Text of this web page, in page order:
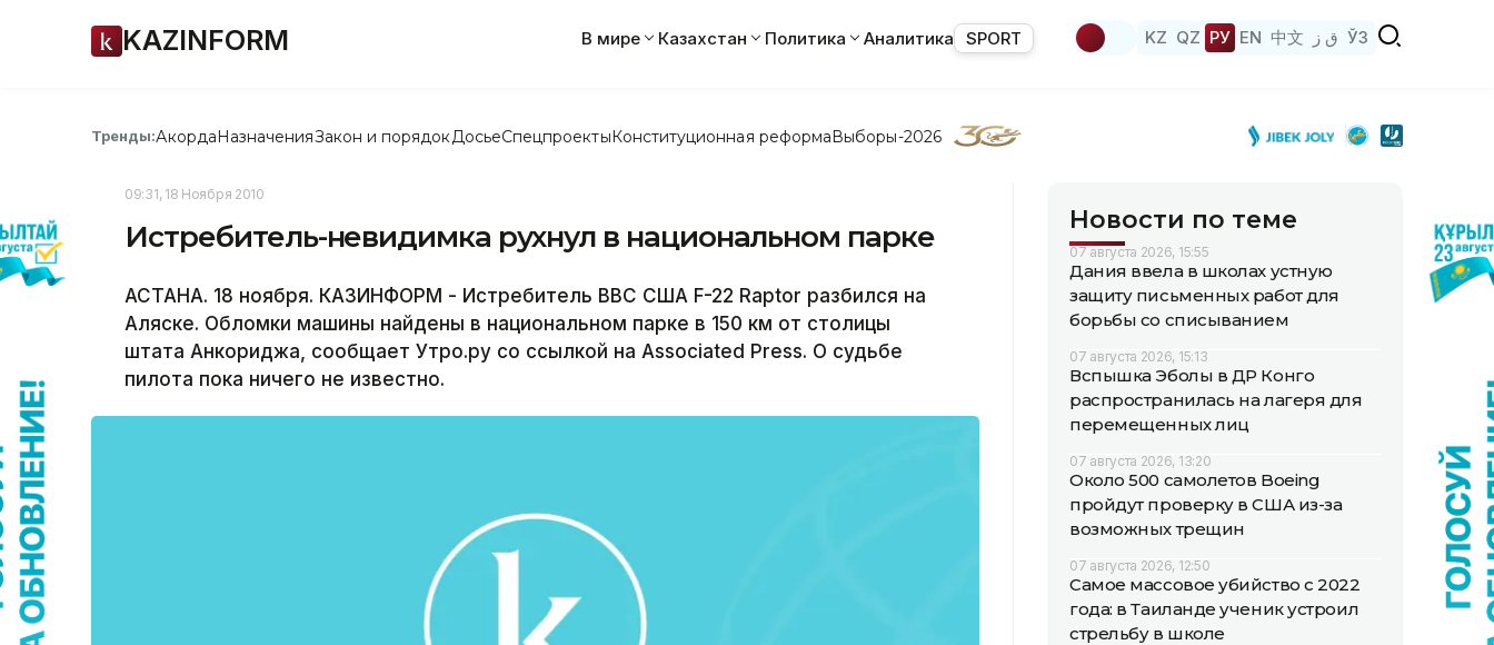
KAZINFORM В мире Казахстан Политика Аналитика SPORT KZ QZ РУ EN 中文 ق ز ЎЗ
Тренды:АкордаНазначенияЗакон и порядок ДосьеСпецпроектыКонституционная реформаВыборы-2026
09:31, 18 Ноября 2010
Истребитель-невидимка рухнул в национальном парке
АСТАНА. 18 ноября. КАЗИНФОРМ - Истребитель ВВС США F-22 Raptor разбился на
Аляске. Обломки машины найдены в национальном парке в 150 км от столицы
штата Анкориджа, сообщает Утро.ру со ссылкой на Associated Press. О судьбе
пилота пока ничего не известно.
Новости по теме
07 августа 2026, 15:55
Дания ввела в школах устную
защиту письменных работ для
борьбы со списыванием
07 августа 2026, 15:13
Вспышка Эболы в ДР Конго
распространилась на лагеря для
перемещенных лиц
07 августа 2026, 13:20
Около 500 самолетов Boeing
пройдут проверку в США из-за
возможных трещин
07 августа 2026, 12:50
Самое массовое убийство с 2022
года: в Таиланде ученик устроил
стрельбу в школе